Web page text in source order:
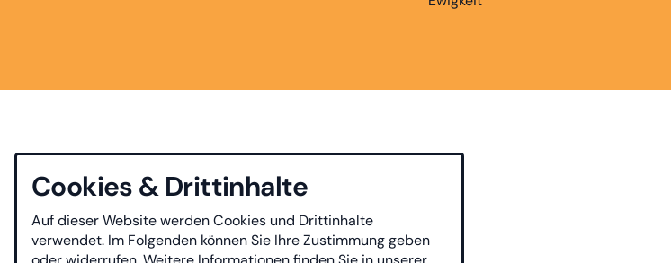
Cookies & Drittinhalte
Auf dieser Website werden Cookies und Drittinhalte
verwendet. Im Folgenden können Sie Ihre Zustimmung geben